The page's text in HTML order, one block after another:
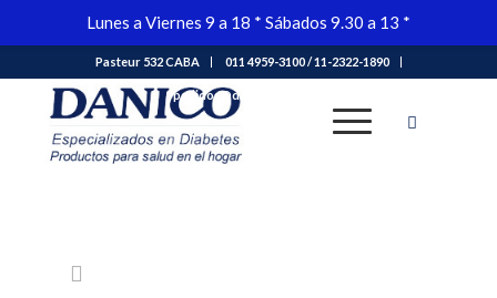
Pasteur 532 CABA 011 4959-3100 / 11-2322-1890
pedidos@danico.com.ar
Tienda
Lunes a Viernes 9 a 18 * Sábados 9.30 a 13 *